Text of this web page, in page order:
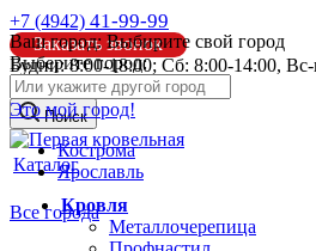
Ваш город: Выбирите свой город
Выберите город:
Это мой город!
Кострома
Ярославль
Все города
+7 (4942) 41-99-99
Заказать звонок
Будни: 8:00-18:00; Сб: 8:00-14:00,
info@pk44.ru
Поиск
Каталог
Кровля
Металлочерепица